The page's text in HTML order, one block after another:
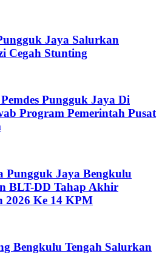
Jaya Salurkan
Cegah Stunting
Pungguk Jaya Di
Program Pemerintah Pusat
Pungguk Jaya Bengkulu
BLT-DD Tahap Akhir
2026 Ke 14 KPM
Bengkulu Tengah Salurkan